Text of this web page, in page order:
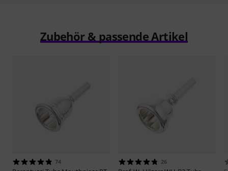
Zubehör & passende Artikel
74 26